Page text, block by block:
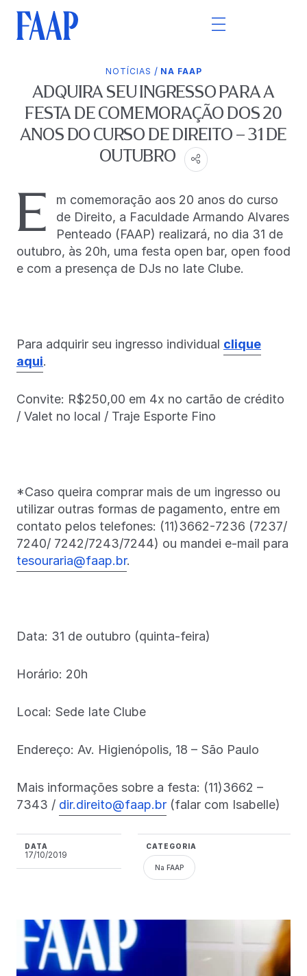
NOTÍCIAS / NA FAAP
ADQUIRA SEU INGRESSO PARA A
FESTA DE COMEMORAÇÃO DOS 20
ANOS DO CURSO DE DIREITO – 31 DE
OUTUBRO
E
m comemoração aos 20 anos do curso
de Direito, a Faculdade Armando Alvares
Penteado (FAAP) realizará, no dia 31 de
outubro, às 20h, uma festa open bar, open food
e com a presença de DJs no Iate Clube.
Para adquirir seu ingresso individual clique
aqui.
Convite: R$250,00 em 4x no cartão de crédito
/ Valet no local / Traje Esporte Fino
*Caso queira comprar mais de um ingresso ou
utilizar outras formas de pagamento, entre em
contato pelos telefones: (11)3662-7236 (7237/
7240/ 7242/7243/7244) ou mandei e-mail para
tesouraria@faap.br.
Data: 31 de outubro (quinta-feira)
Horário: 20h
Local: Sede Iate Clube
Endereço: Av. Higienópolis, 18 – São Paulo
Mais informações sobre a festa: (11)3662 –
7343 / dir.direito@faap.br (falar com Isabelle)
DATA
17/10/2019
CATEGORIA
Na FAAP